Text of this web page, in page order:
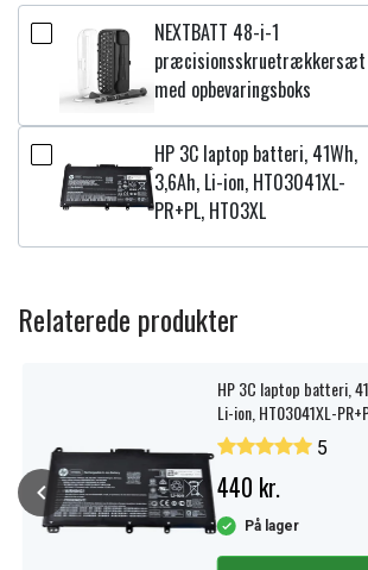
NEXTBATT 48-i-1
præcisionsskruetrækkersæt
med opbevaringsboks
HP 3C laptop batteri, 41Wh,
3,6Ah, Li-ion, HT03041XL-
PR+PL, HT03XL
Relaterede produkter
HP 3C laptop batteri,
Li-ion, HT03041XL-
5
440 kr.
På lager